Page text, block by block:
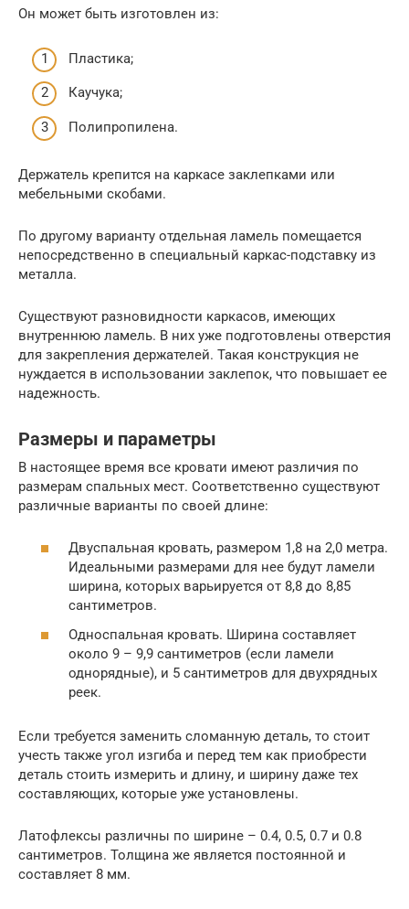
Он может быть изготовлен из:
Пластика;
Каучука;
Полипропилена.
Держатель крепится на каркасе заклепками или
мебельными скобами.
По другому варианту отдельная ламель помещается
непосредственно в специальный каркас-подставку из
металла.
Существуют разновидности каркасов, имеющих
внутреннюю ламель. В них уже подготовлены отверстия
для закрепления держателей. Такая конструкция не
нуждается в использовании заклепок, что повышает ее
надежность.
Размеры и параметры
В настоящее время все кровати имеют различия по
размерам спальных мест. Соответственно существуют
различные варианты по своей длине:
Двуспальная кровать, размером 1,8 на 2,0 метра.
Идеальными размерами для нее будут ламели
ширина, которых варьируется от 8,8 до 8,85
сантиметров.
Односпальная кровать. Ширина составляет
около 9 – 9,9 сантиметров (если ламели
однорядные), и 5 сантиметров для двухрядных
реек.
Если требуется заменить сломанную деталь, то стоит
учесть также угол изгиба и перед тем как приобрести
деталь стоить измерить и длину, и ширину даже тех
составляющих, которые уже установлены.
Латофлексы различны по ширине – 0.4, 0.5, 0.7 и 0.8
сантиметров. Толщина же является постоянной и
составляет 8 мм.